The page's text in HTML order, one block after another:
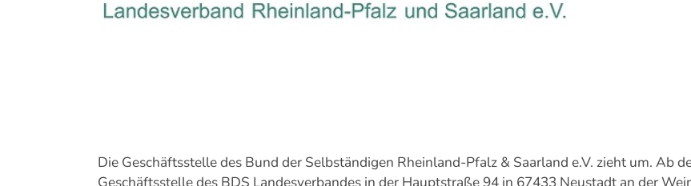
Die Geschäftsstelle des Bund der Selbständigen Rheinland-Pfalz & Saarland e.V. zieht um. Ab